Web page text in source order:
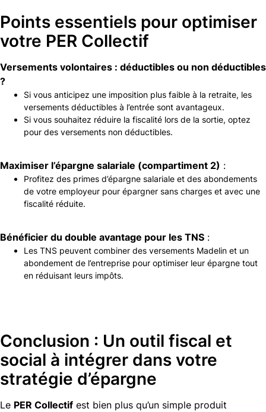
Points essentiels pour optimiser
votre PER Collectif
Versements volontaires : déductibles ou non déductibles
?
Si vous anticipez une imposition plus faible à la retraite, les
versements déductibles à l’entrée sont avantageux.
Si vous souhaitez réduire la fiscalité lors de la sortie, optez
pour des versements non déductibles.
Maximiser l’épargne salariale (compartiment 2) :
Profitez des primes d’épargne salariale et des abondements
de votre employeur pour épargner sans charges et avec une
fiscalité réduite.
Bénéficier du double avantage pour les TNS :
Les TNS peuvent combiner des versements Madelin et un
abondement de l’entreprise pour optimiser leur épargne tout
en réduisant leurs impôts.
Conclusion : Un outil fiscal et
social à intégrer dans votre
stratégie d’épargne
Le PER Collectif est bien plus qu’un simple produit